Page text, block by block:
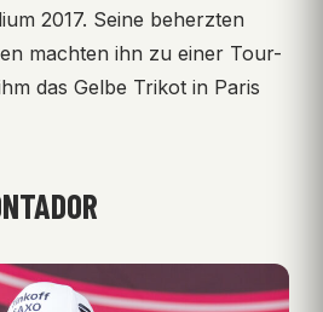
2017. Seine beherzten
machten ihn zu einer Tour-
das Gelbe Trikot in Paris